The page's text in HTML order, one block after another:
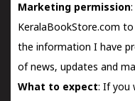
Marketing permission
KeralaBookStore.com
the information I have
of news, updates and
What to expect: If you